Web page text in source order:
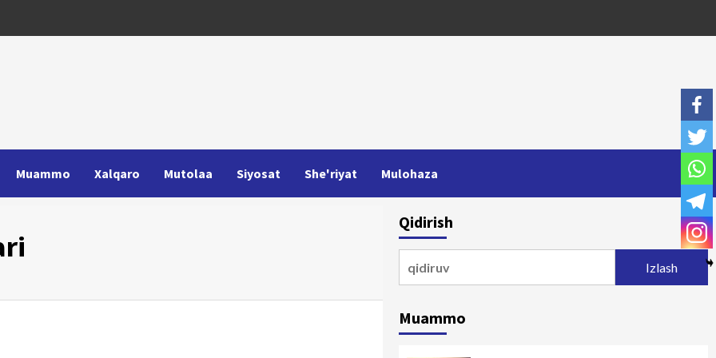
Muammo Xalqaro Mutolaa Siyosat She'riyat Mulohaza
Qidirish
Muammo